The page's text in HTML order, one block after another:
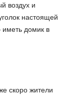
воздух и
настоящей
иметь домик в
скоро жители